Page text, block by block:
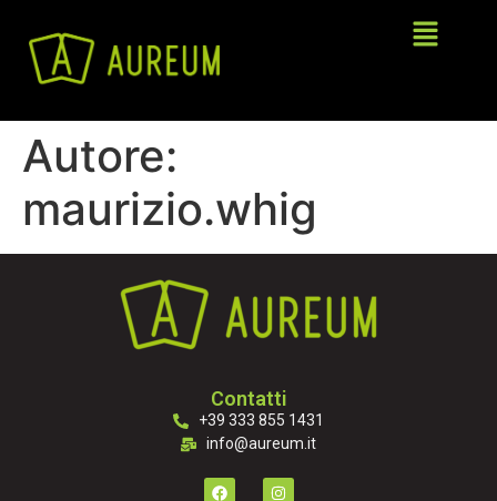
Autore:
maurizio.whig
Contatti
+39 333 855 1431
info@aureum.it